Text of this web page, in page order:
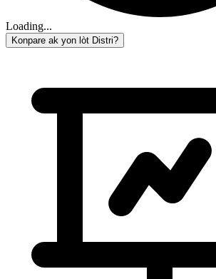
Loading...
Konpare ak yon lòt Distri?